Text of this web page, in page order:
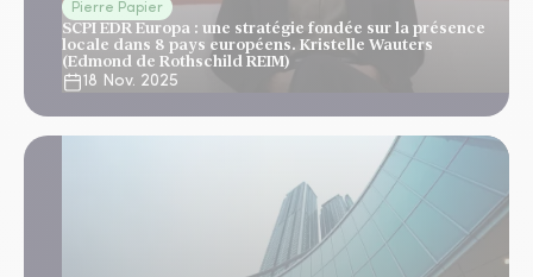
Pierre Papier
SCPI EDR Europa : une stratégie fondée sur la présence
locale dans 8 pays européens. Kristelle Wauters
(Edmond de Rothschild REIM)
18 Nov. 2025